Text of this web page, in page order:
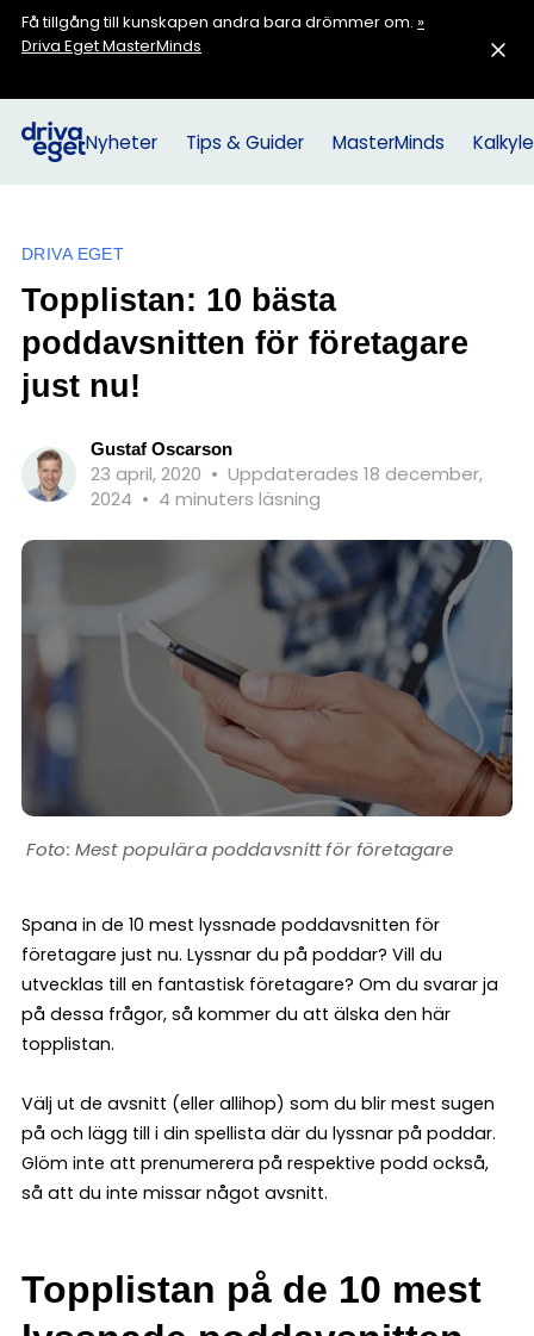
Få tillgång till kunskapen andra bara drömmer om. »
Driva Eget MasterMinds
Nyheter Tips & Guider MasterMinds
DRIVA EGET
Topplistan: 10 bästa
poddavsnitten för företagare
just nu!
Gustaf Oscarson
23 april, 2020 • Uppdaterades 18 december,
2024 • 4 minuters läsning
Mest populära poddavsnitt för företagare
Spana in de 10 mest lyssnade poddavsnitten för
företagare just nu. Lyssnar du på poddar? Vill du
utvecklas till en fantastisk företagare? Om du svarar ja
på dessa frågor, så kommer du att älska den här
topplistan.
Välj ut de avsnitt (eller allihop) som du blir mest sugen
på och lägg till i din spellista där du lyssnar på poddar.
Glöm inte att prenumerera på respektive podd också,
så att du inte missar något avsnitt.
Topplistan på de 10 mest